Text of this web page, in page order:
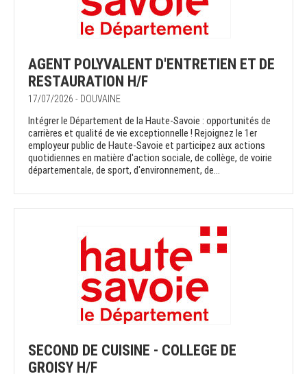
AGENT POLYVALENT D'ENTRETIEN ET DE
RESTAURATION H/F
17/07/2026 - DOUVAINE
Intégrer le Département de la Haute-Savoie : opportunités de
carrières et qualité de vie exceptionnelle ! Rejoignez le 1er
employeur public de Haute-Savoie et participez aux actions
quotidiennes en matière d'action sociale, de collège, de voirie
départementale, de sport, d'environnement, de...
SECOND DE CUISINE - COLLEGE DE
GROISY H/F